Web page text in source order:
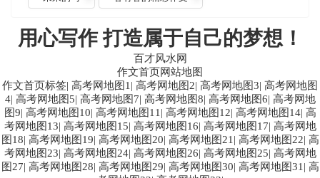
用心写作 打造属于自己的梦想！
百才风水网
作文首页网站地图
作文首页标签| 高考网地图1| 高考网地图2| 高考网地图3| 高考网地图
4| 高考网地图5| 高考网地图7| 高考网地图8| 高考网地图6| 高考网地
图9| 高考网地图10| 高考网地图11| 高考网地图12| 高考网地图14| 高
考网地图13| 高考网地图15| 高考网地图16| 高考网地图17| 高考网地
图18| 高考网地图19| 高考网地图20| 高考网地图21| 高考网地图22| 高
考网地图23| 高考网地图24| 高考网地图26| 高考网地图25| 高考网地
图27| 高考网地图28| 高考网地图29| 高考网地图30| 高考网地图31| 高